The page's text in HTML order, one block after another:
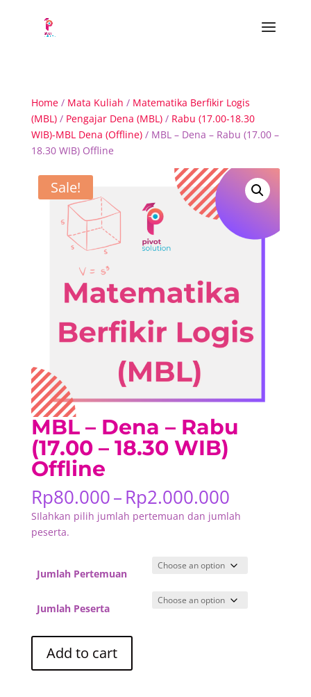
Home/ Mata Kuliah / Matematika Berfikir Logis
(MBL)/ Pengajar Dena (MBL)/ Rabu (17.00-18.30
WIB)-MBL Dena (Offline)/ MBL – Dena – Rabu (17.00 –
18.30 WIB) Offline
Sale!
MBL – Dena – Rabu
(17.00 – 18.30 WIB)
Offline
Rp80.000–Rp2.000.000Price
range:
Rp80.000
SIlahkan pilih jumlah pertemuan dan jumlah
peserta.
Jumlah Pertemuan
Jumlah Peserta
Add to cart